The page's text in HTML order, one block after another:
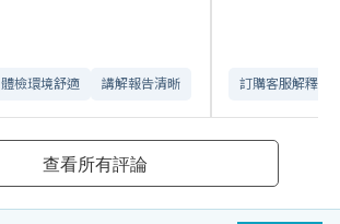
體檢環境舒適​ 講解報告清晰​ 訂購客服解釋詳
查看所有評論